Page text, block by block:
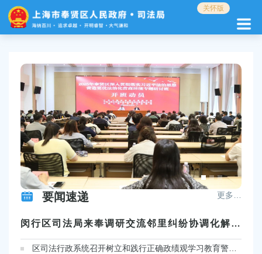
关怀版
要闻速递 更多…
闵行区司法局来奉调研交流邻里纠纷协调化解工作
区司法行政系统召开树立和践行正确政绩观学习教育警示教育会暨理论学习中心组（扩大）学习会